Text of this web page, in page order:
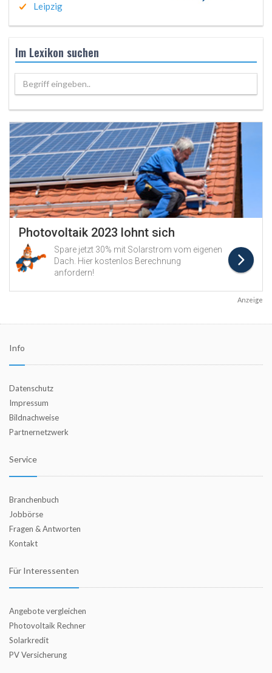
Leipzig
Im Lexikon suchen
Begriff eingeben..
Anzeige
Info
Datenschutz
Impressum
Bildnachweise
Partnernetzwerk
Service
Branchenbuch
Jobbörse
Fragen & Antworten
Kontakt
Für Interessenten
Angebote vergleichen
Photovoltaik Rechner
Solarkredit
PV Versicherung